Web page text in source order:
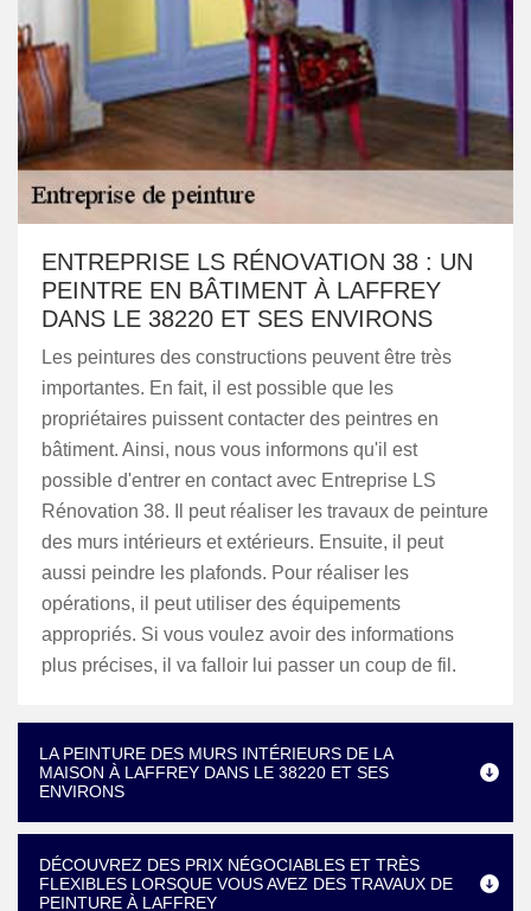
ENTREPRISE LS RÉNOVATION 38 : UN
PEINTRE EN BÂTIMENT À LAFFREY
DANS LE 38220 ET SES ENVIRONS
Les peintures des constructions peuvent être très
importantes. En fait, il est possible que les
propriétaires puissent contacter des peintres en
bâtiment. Ainsi, nous vous informons qu'il est
possible d'entrer en contact avec Entreprise LS
Rénovation 38. Il peut réaliser les travaux de peinture
des murs intérieurs et extérieurs. Ensuite, il peut
aussi peindre les plafonds. Pour réaliser les
opérations, il peut utiliser des équipements
appropriés. Si vous voulez avoir des informations
plus précises, il va falloir lui passer un coup de fil.
LA PEINTURE DES MURS INTÉRIEURS DE LA
MAISON À LAFFREY DANS LE 38220 ET SES
ENVIRONS
DÉCOUVREZ DES PRIX NÉGOCIABLES ET TRÈS
FLEXIBLES LORSQUE VOUS AVEZ DES TRAVAUX DE
PEINTURE À LAFFREY